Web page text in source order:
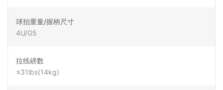
球拍重量/握柄尺寸
4U/G5
拉线磅数
≤31lbs(14kg)